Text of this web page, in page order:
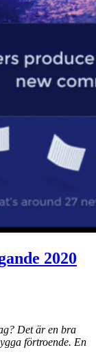
2020
Det är en bra
förtroende. En